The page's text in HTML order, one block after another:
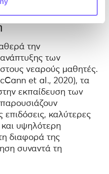
την
των
νεαρούς μαθητές.
et al., 2020), τα
εκπαίδευση των
επιδόσεις, καλύτερες
και υψηλότερη
διαφορά της
συναντά τη